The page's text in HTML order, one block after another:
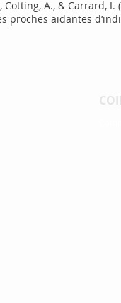
Cotting, A., &
proches aidantes